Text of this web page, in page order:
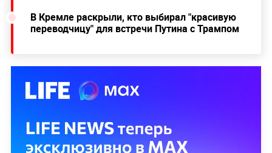
В Кремле раскрыли, кто выбирал "красивую
переводчицу" для встречи Путина с Трампом